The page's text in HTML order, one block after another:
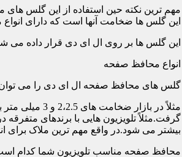
مهم ترین نکته حین استفاده از این گلس
این گلس ها ضخامت آنها است که دارای انواع
این گلس ها بر روی ال ای دی قرار داده می
انواع محافظ صفحه
گلس های محافظ صفحه ال ای دی را می
مثلاً در
گرفت.مثلاً تلویزیون هایی با برندهای
بیشتر می شود.در واقع مهم ترین ملاک
محافظ صفحه مناسب تلویزیون شما کدام